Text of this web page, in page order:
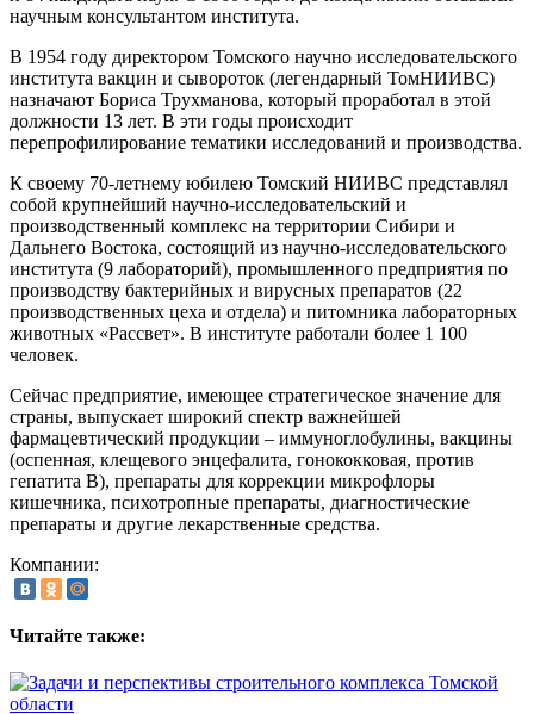
научным консультантом института.
В 1954 году директором Томского научно исследовательского
института вакцин и сывороток (легендарный ТомНИИВС)
назначают Бориса Трухманова, который проработал в этой
должности 13 лет. В эти годы происходит
перепрофилирование тематики исследований и производства.
К своему 70-летнему юбилею Томский НИИВС представлял
собой крупнейший научно-исследовательский и
производственный комплекс на территории Сибири и
Дальнего Востока, состоящий из научно-исследовательского
института (9 лабораторий), промышленного предприятия по
производству бактерийных и вирусных препаратов (22
производственных цеха и отдела) и питомника лабораторных
животных «Рассвет». В институте работали более 1 100
человек.
Сейчас предприятие, имеющее стратегическое значение для
страны, выпускает широкий спектр важнейшей
фармацевтический продукции – иммуноглобулины, вакцины
(оспенная, клещевого энцефалита, гонококковая, против
гепатита B), препараты для коррекции микрофлоры
кишечника, психотропные препараты, диагностические
препараты и другие лекарственные средства.
Компании:
Читайте также: